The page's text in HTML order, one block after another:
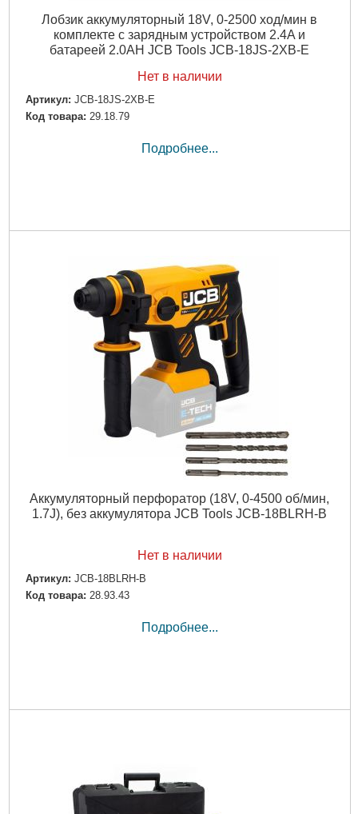
Лобзик аккумуляторный 18V, 0-2500 ход/мин в
комплекте с зарядным устройством 2.4A и
батареей 2.0AH JCB Tools JCB-18JS-2XB-E
Нет в наличии
Артикул: JCB-18JS-2XB-E
Код товара: 29.18.79
Подробнее...
Аккумуляторный перфоратор (18V, 0-4500 об/мин,
1.7J), без аккумулятора JCB Tools JCB-18BLRH-B
Нет в наличии
Артикул: JCB-18BLRH-B
Код товара: 28.93.43
Подробнее...